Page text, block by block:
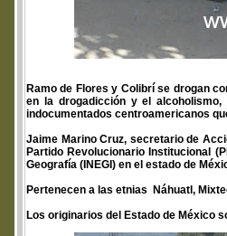
Ramo de Flores y Colibrí se drogan
en la drogadicción y el
indocumentados centroamericanos
Jaime Marino Cruz, secretario de
Partido Revolucionario Institucional
Geografía (INEGI) en el estado de
Pertenecen a las etnias Náhuatl,
Los originarios del Estado de México